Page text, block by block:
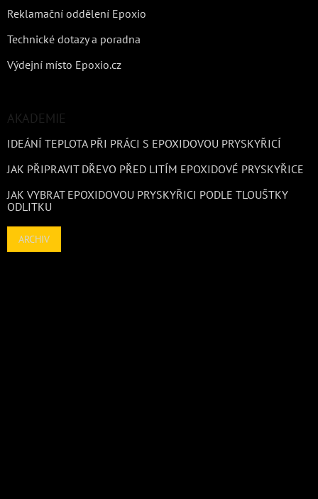
Reklamační oddělení Epoxio
Technické dotazy a poradna
Výdejní místo Epoxio.cz
AKADEMIE
IDEÁNÍ TEPLOTA PŘI PRÁCI S EPOXIDOVOU PRYSKYŘICÍ
JAK PŘIPRAVIT DŘEVO PŘED LITÍM EPOXIDOVÉ PRYSKYŘICE
JAK VYBRAT EPOXIDOVOU PRYSKYŘICI PODLE TLOUŠTKY
ODLITKU
ARCHIV